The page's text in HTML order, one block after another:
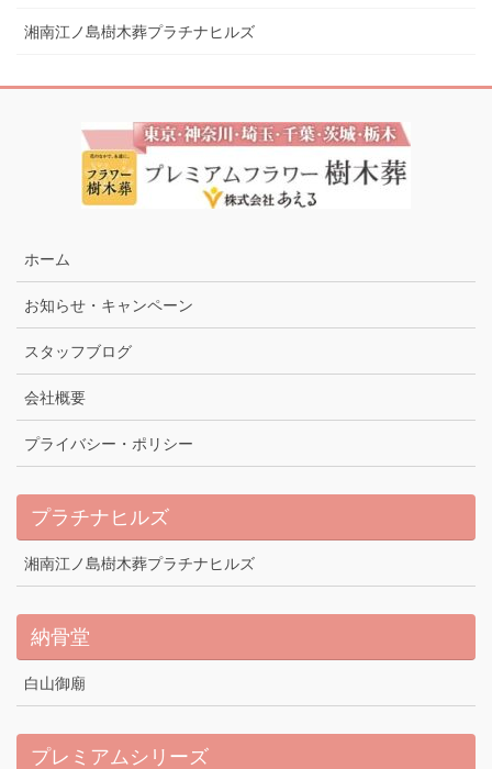
湘南江ノ島樹木葬プラチナヒルズ
ホーム
お知らせ・キャンペーン
スタッフブログ
会社概要
プライバシー・ポリシー
プラチナヒルズ
湘南江ノ島樹木葬プラチナヒルズ
納骨堂
白山御廟
プレミアムシリーズ